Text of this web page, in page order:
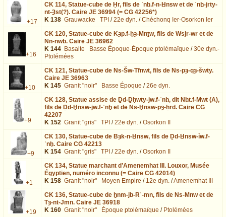
+17
CK 114, Statue-cube de Ḥr, fils de ʿnḫ.f-n-Ḫnsw et de ʿnḫ-jrty-
nt-Ȝst(?). Caire JE 36994 (= CG 42256*)
K 138 Grauwacke TPI /22e dyn. /Chéchonq Ier-Osorkon Ier
+16
CK 120, Statue-cube de Kȝp.f-ḥȝ-Mnṯw, fils de Wsjr-wr et de
Nn-nwb. Caire JE 36962
K 144 Basalte Basse Époque-Époque ptolémaïque /30e dyn.-
Ptolémées
+10
CK 121, Statue-cube de Ns-Šw-Tfnwt, fils de Ns-pȝ-qȝ-šwty.
Caire JE 36963
K 145 Granit "noir" Basse Époque /26e dyn.
+9
CK 128, Statue assise de Ḏd-Ḏḥwty-jw.f-ʿnḫ, dit Nḫt.f-Mwt (A),
fils de Ḏd-Ḫnsw-jw.f-ʿnḫ et de Ns-Ḫnsw-pȝ-ẖrd. Caire CG
42207
K 152 Granit "gris" TPI /22e dyn. /Osorkon II
+9
CK 130, Statue-cube de Bȝk-n-Ḫnsw, fils de Ḏd-Ḫnsw-ỉw.f-
ʿnḫ. Caire CG 42213
K 154 Granit "gris" TPI /22e dyn. /Osorkon II
+1
CK 134, Statue marchant d’Amenemhat III. Louxor, Musée
Égyptien, numéro inconnu (= Caire CG 42014)
K 158 Granit "noir" Moyen Empire / 12e dyn. /Amenemhat III
+19
CK 136, Statue-cube de ẖnm-jb-Rʿ-mn, fils de Ns-Mnw et de
Tȝ-nt-Jmn. Caire JE 36918
K 160 Granit "noir" Époque ptolémaïque / Ptolémées